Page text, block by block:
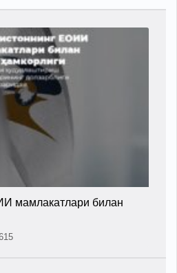
мамлакатлари билан